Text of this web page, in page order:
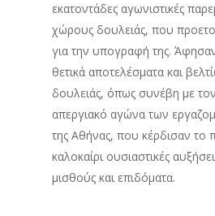
εκατοντάδες αγωνιστικές
χώρους δουλειάς, που
για την υπογραφή της.
θετικά αποτελέσματα και
δουλειάς, όπως συνέβη με
απεργιακό αγώνα των
της Αθήνας, που κέρδισαν το
καλοκαίρι ουσιαστικές
μισθούς και επιδόματα.